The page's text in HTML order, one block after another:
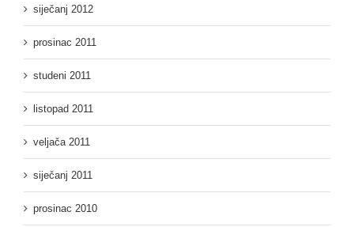
siječanj 2012
prosinac 2011
studeni 2011
listopad 2011
veljača 2011
siječanj 2011
prosinac 2010